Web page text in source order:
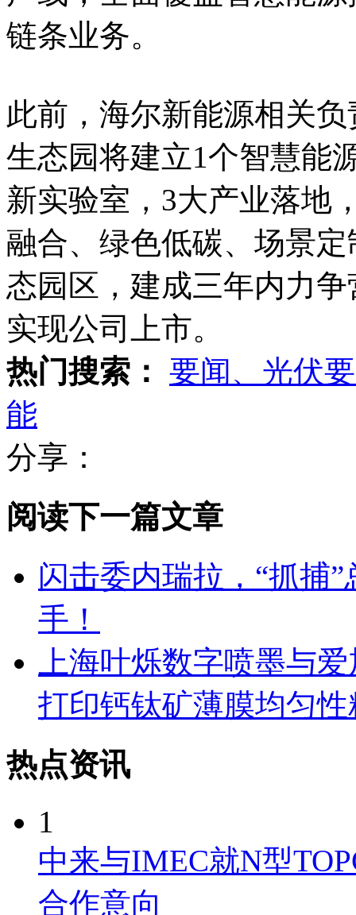
链条业务。
此前，海尔新能源相关
生态园将建立1个智慧能
新实验室，3大产业落地
融合、绿色低碳、场景
态园区，建成三年内力
实现公司上市。
热门搜索： 要闻、光伏
能
分享：
阅读下一篇文章
闪击委内瑞拉，“抓捕
手！
上海叶烁数字喷墨与
打印钙钛矿薄膜均匀
热点资讯
1
中来与IMEC就N型
合作意向